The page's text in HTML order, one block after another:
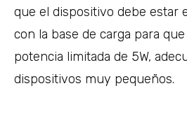
que el dispositivo debe estar
con la base de carga para
potencia limitada de 5W,
dispositivos muy pequeños.